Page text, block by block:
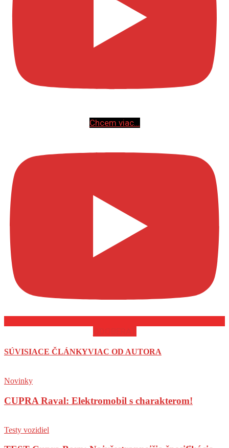
Chcem viac...
SÚVISIACE ČLÁNKYVIAC OD AUTORA
Novinky
CUPRA Raval: Elektromobil s charakterom!
Testy vozidiel